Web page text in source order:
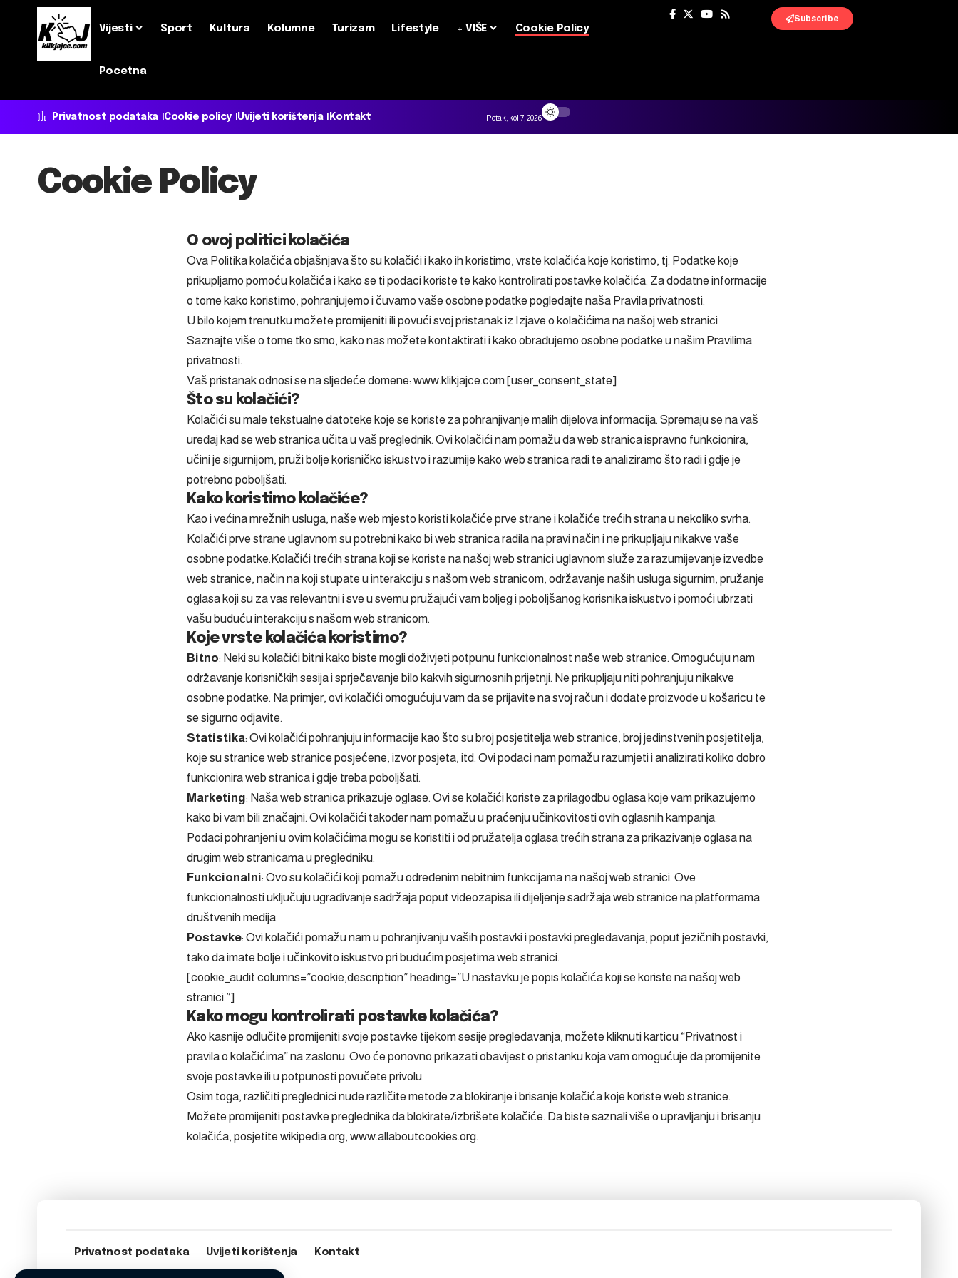
Vijesti Sport Kultura Kolumne Turizam Lifestyle + VIŠE Cookie Policy
Pocetna
Subscribe
Privatnost podataka Cookie policy Uvijeti korištenja Kontakt Petak, kol 7, 2026
Cookie Policy
O ovoj politici kolačića
Ova Politika kolačića objašnjava što su kolačići i kako ih koristimo, vrste kolačića koje koristimo, tj. Podatke koje
prikupljamo pomoću kolačića i kako se ti podaci koriste te kako kontrolirati postavke kolačića. Za dodatne informacije
o tome kako koristimo, pohranjujemo i čuvamo vaše osobne podatke pogledajte naša Pravila privatnosti.
U bilo kojem trenutku možete promijeniti ili povući svoj pristanak iz Izjave o kolačićima na našoj web stranici
Saznajte više o tome tko smo, kako nas možete kontaktirati i kako obrađujemo osobne podatke u našim Pravilima
privatnosti.
Vaš pristanak odnosi se na sljedeće domene: www.klikjajce.com [user_consent_state]
Što su kolačići?
Kolačići su male tekstualne datoteke koje se koriste za pohranjivanje malih dijelova informacija. Spremaju se na vaš
uređaj kad se web stranica učita u vaš preglednik. Ovi kolačići nam pomažu da web stranica ispravno funkcionira,
učini je sigurnijom, pruži bolje korisničko iskustvo i razumije kako web stranica radi te analiziramo što radi i gdje je
potrebno poboljšati.
Kako koristimo kolačiće?
Kao i većina mrežnih usluga, naše web mjesto koristi kolačiće prve strane i kolačiće trećih strana u nekoliko svrha.
Kolačići prve strane uglavnom su potrebni kako bi web stranica radila na pravi način i ne prikupljaju nikakve vaše
osobne podatke.Kolačići trećih strana koji se koriste na našoj web stranici uglavnom služe za razumijevanje izvedbe
web stranice, način na koji stupate u interakciju s našom web stranicom, održavanje naših usluga sigurnim, pružanje
oglasa koji su za vas relevantni i sve u svemu pružajući vam boljeg i poboljšanog korisnika iskustvo i pomoći ubrzati
vašu buduću interakciju s našom web stranicom.
Koje vrste kolačića koristimo?
Bitno: Neki su kolačići bitni kako biste mogli doživjeti potpunu funkcionalnost naše web stranice. Omogućuju nam
održavanje korisničkih sesija i sprječavanje bilo kakvih sigurnosnih prijetnji. Ne prikupljaju niti pohranjuju nikakve
osobne podatke. Na primjer, ovi kolačići omogućuju vam da se prijavite na svoj račun i dodate proizvode u košaricu te
se sigurno odjavite.
Statistika: Ovi kolačići pohranjuju informacije kao što su broj posjetitelja web stranice, broj jedinstvenih posjetitelja,
koje su stranice web stranice posjećene, izvor posjeta, itd. Ovi podaci nam pomažu razumjeti i analizirati koliko dobro
funkcionira web stranica i gdje treba poboljšati.
Marketing: Naša web stranica prikazuje oglase. Ovi se kolačići koriste za prilagodbu oglasa koje vam prikazujemo
kako bi vam bili značajni. Ovi kolačići također nam pomažu u praćenju učinkovitosti ovih oglasnih kampanja.
Podaci pohranjeni u ovim kolačićima mogu se koristiti i od pružatelja oglasa trećih strana za prikazivanje oglasa na
drugim web stranicama u pregledniku.
Funkcionalni: Ovo su kolačići koji pomažu određenim nebitnim funkcijama na našoj web stranici. Ove
funkcionalnosti uključuju ugrađivanje sadržaja poput videozapisa ili dijeljenje sadržaja web stranice na platformama
društvenih medija.
Postavke: Ovi kolačići pomažu nam u pohranjivanju vaših postavki i postavki pregledavanja, poput jezičnih postavki,
tako da imate bolje i učinkovito iskustvo pri budućim posjetima web stranici.
[cookie_audit columns=”cookie,description” heading=”U nastavku je popis kolačića koji se koriste na našoj web
stranici.”]
Kako mogu kontrolirati postavke kolačića?
Ako kasnije odlučite promijeniti svoje postavke tijekom sesije pregledavanja, možete kliknuti karticu “Privatnost i
pravila o kolačićima” na zaslonu. Ovo će ponovno prikazati obavijest o pristanku koja vam omogućuje da promijenite
svoje postavke ili u potpunosti povučete privolu.
Osim toga, različiti preglednici nude različite metode za blokiranje i brisanje kolačića koje koriste web stranice.
Možete promijeniti postavke preglednika da blokirate/izbrišete kolačiće. Da biste saznali više o upravljanju i brisanju
kolačića, posjetite wikipedia.org, www.allaboutcookies.org.
Privatnost podataka Uvijeti korištenja Kontakt